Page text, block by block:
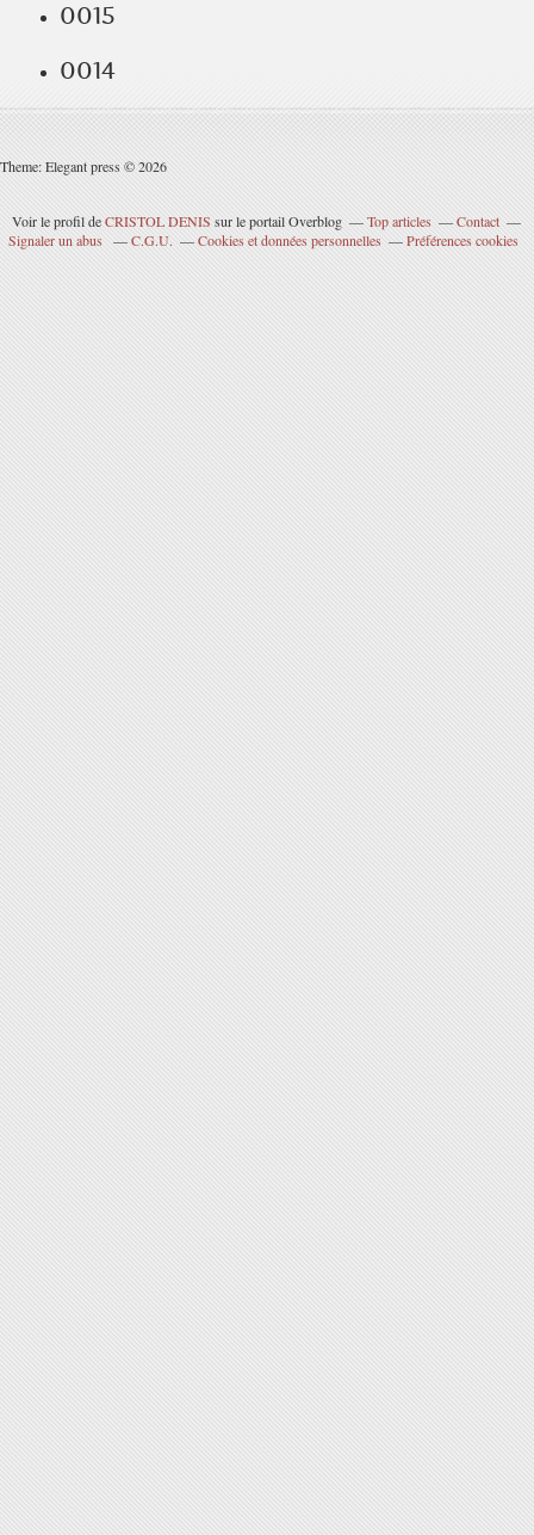
0015
0014
Theme: Elegant press © 2026
Voir le profil deCRISTOL DENIS sur le portail Overblog Top articles
Contact
Signaler un abus
C.G.U. Cookies et données personnelles Préférences cookies